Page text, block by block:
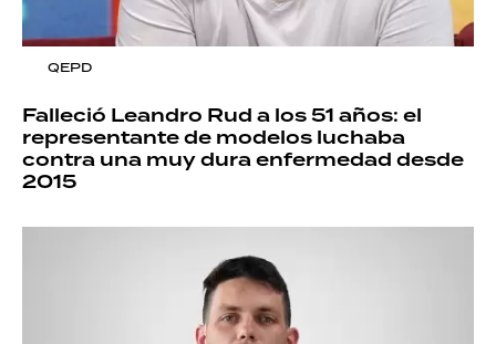
QEPD
Falleció Leandro Rud a los 51 años: el
representante de modelos luchaba
contra una muy dura enfermedad desde
2015